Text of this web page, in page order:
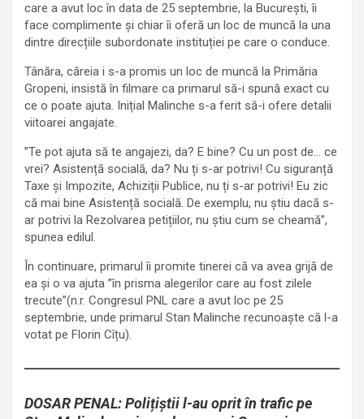
care a avut loc în data de 25 septembrie, la București, îi
face complimente și chiar îi oferă un loc de muncă la una
dintre direcțiile subordonate instituției pe care o conduce.
Tânăra, căreia i s-a promis un loc de muncă la Primăria
Gropeni, insistă în filmare ca primarul să-i spună exact cu
ce o poate ajuta. Inițial Malinche s-a ferit să-i ofere detalii
viitoarei angajate.
”Te pot ajuta să te angajezi, da? E bine? Cu un post de… ce
vrei? Asistență socială, da? Nu ți s-ar potrivi! Cu siguranță
Taxe și Impozite, Achiziții Publice, nu ți s-ar potrivi! Eu zic
că mai bine Asistență socială. De exemplu, nu știu dacă s-
ar potrivi la Rezolvarea petițiilor, nu știu cum se cheamă”,
spunea edilul.
În continuare, primarul îi promite tinerei că va avea grijă de
ea și o va ajuta ”în prisma alegerilor care au fost zilele
trecute”(n.r. Congresul PNL care a avut loc pe 25
septembrie, unde primarul Stan Malinche recunoaște că l-a
votat pe Florin Cîțu).
DOSAR PENAL: Polițiștii l-au oprit în trafic pe